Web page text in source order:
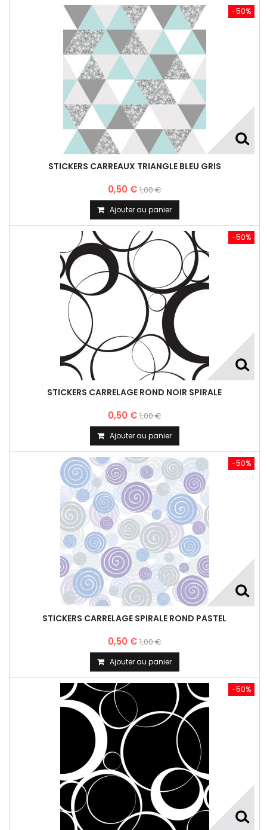
STICKERS CARREAUX TRIANGLE BLEU GRIS
0,50 €1,00 €
-50%
Ajouter au panier
STICKERS CARRELAGE ROND NOIR SPIRALE
0,50 €1,00 €
-50%
Ajouter au panier
STICKERS CARRELAGE SPIRALE ROND PASTEL
0,50 €1,00 €
-50%
Ajouter au panier
-50%